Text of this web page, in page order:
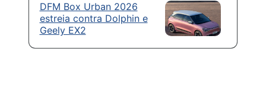
DFM Box Urban 2026
estreia contra Dolphin e
Geely EX2